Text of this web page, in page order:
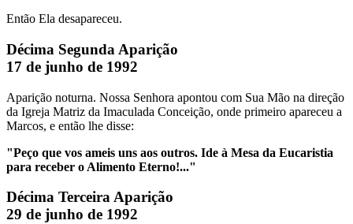
Então Ela desapareceu.
Décima Segunda Aparição
17 de junho de 1992
Aparição noturna. Nossa Senhora apontou com Sua Mão na direção
da Igreja Matriz da Imaculada Conceição, onde primeiro apareceu a
Marcos, e então lhe disse:
"Peço que vos ameis uns aos outros. Ide à Mesa da Eucaristia
para receber o Alimento Eterno!..."
Décima Terceira Aparição
29 de junho de 1992